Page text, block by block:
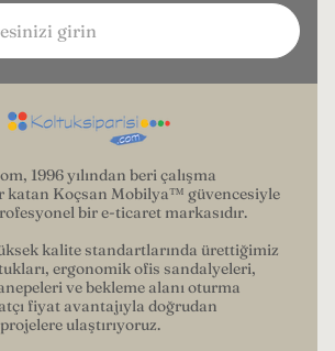
1996 yılından beri çalışma
katan Koçsan Mobilya™ güvencesiyle
bir e-ticaret markasıdır.
kalite standartlarında ürettiğimiz
ergonomik ofis sandalyeleri,
ve bekleme alanı oturma
fiyat avantajıyla doğrudan
ulaştırıyoruz.